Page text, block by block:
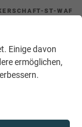
Einige davon
ermöglichen,
ST-WAF
MENÜ